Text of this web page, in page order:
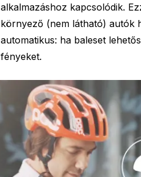
alkalmazáshoz kapcsolódik.
környező (nem látható) autók
automatikus: ha baleset
fényeket.